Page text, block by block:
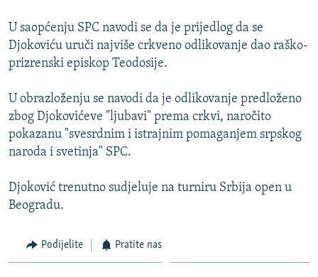
ISPRIČAJ MI
DNEVNO@RSE
VIŠE OD NASLOVA
GENOCID U SREBRENICI
TV LIBERTY
POST SCRIPTUM
MOJA EVROPA
TRI DECENIJE OD RATA U BIH
PRATITE NAS
Sve RFE/RL stranice
U saopćenju SPC navodi se da je prijedlog da se
Djokoviću uruči najviše crkveno odlikovanje dao raško-
prizrenski episkop Teodosije.
U obrazloženju se navodi da je odlikovanje predloženo
zbog Djokovićeve "ljubavi" prema crkvi, naročito
pokazanu "svesrdnim i istrajnim pomaganjem srpskog
naroda i svetinja" SPC.
Djoković trenutno sudjeluje na turniru Srbija open u
Beogradu.
Podijelite Pratite nas